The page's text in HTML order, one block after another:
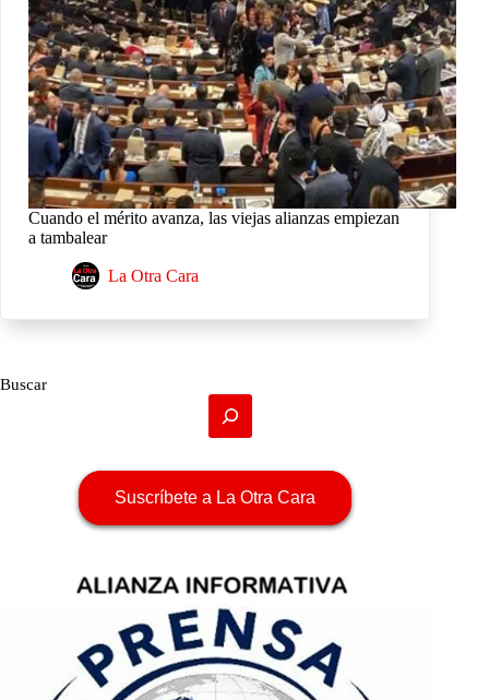
Cuando el mérito avanza, las viejas alianzas empiezan
a tambalear
La Otra Cara
Buscar
Suscríbete a La Otra Cara